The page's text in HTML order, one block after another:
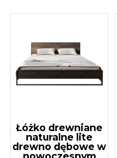
Łóżko drewniane
naturalne lite
drewno dębowe w